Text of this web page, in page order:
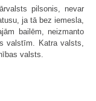
pilsonis, nevar
ja tā bez iemesla,
bailēm, neizmanto
valstīm. Katra valsts,
valsts.